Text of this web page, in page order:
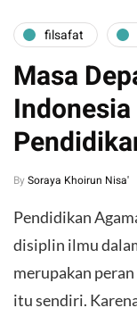
filsafat
Masa
By Soraya Khoirun Nisa'
Pendidikan
disiplin ilmu
merupakan
itu sendiri.